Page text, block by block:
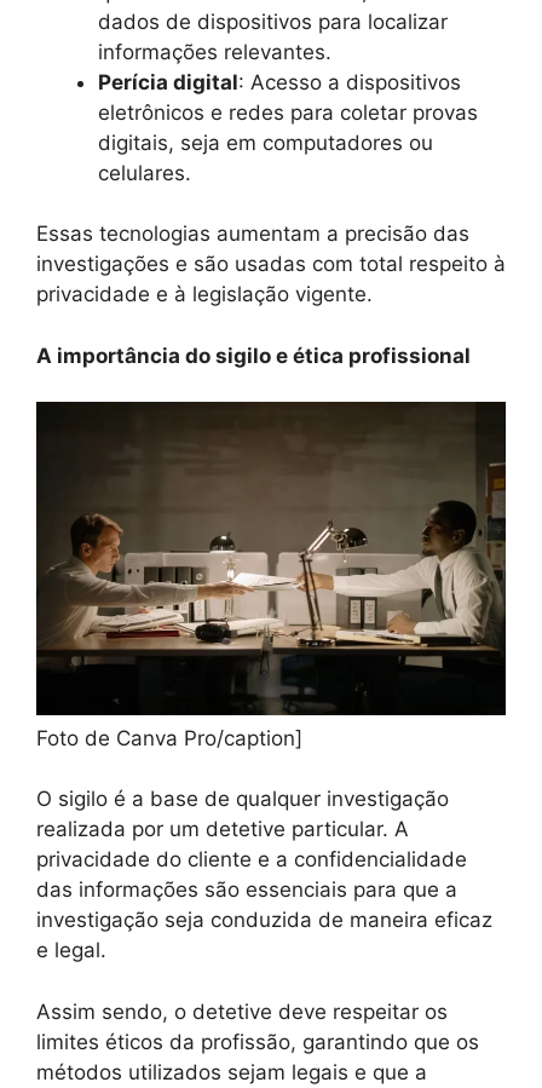
dados de dispositivos para localizar
informações relevantes.
Perícia digital: Acesso a dispositivos
eletrônicos e redes para coletar provas
digitais, seja em computadores ou
celulares.
Essas tecnologias aumentam a precisão das
investigações e são usadas com total respeito à
privacidade e à legislação vigente.
A importância do sigilo e ética profissional
Foto de Canva Pro/caption]
O sigilo é a base de qualquer investigação
realizada por um detetive particular. A
privacidade do cliente e a confidencialidade
das informações são essenciais para que a
investigação seja conduzida de maneira eficaz
e legal.
Assim sendo, o detetive deve respeitar os
limites éticos da profissão, garantindo que os
métodos utilizados sejam legais e que a